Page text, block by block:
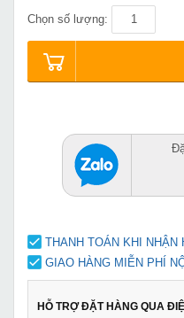
Chọn số lượng:
THANH TOÁN KHI NHẬN
GIAO HÀNG MIỄN PHÍ
HỖ TRỢ ĐẶT HÀNG QUA